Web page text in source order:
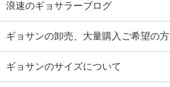
浪速のギョサラーブログ
ギョサンの卸売、大量購入ご希望の方
ギョサンのサイズについて